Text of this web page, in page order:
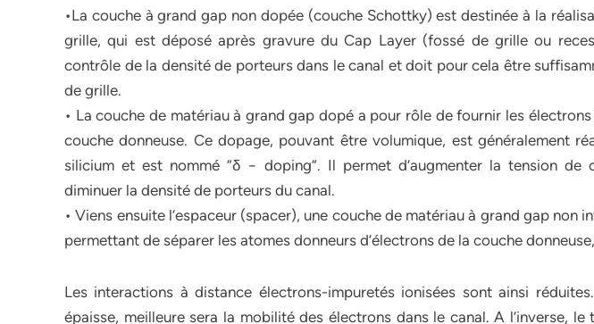
•La couche à grand gap non dopée (couche Schottky) est destinée à la
grille, qui est déposé après gravure du Cap Layer (fossé de grille ou
contrôle de la densité de porteurs dans le canal et doit pour cela être
de grille.
• La couche de matériau à grand gap dopé a pour rôle de fournir les
couche donneuse. Ce dopage, pouvant être volumique, est généralement
silicium et est nommé ”δ − doping”. Il permet d’augmenter la tension de
diminuer la densité de porteurs du canal.
• Viens ensuite l’espaceur (spacer), une couche de matériau à grand gap non
permettant de séparer les atomes donneurs d’électrons de la couche
Les interactions à distance électrons-impuretés ionisées sont ainsi
épaisse, meilleure sera la mobilité des électrons dans le canal. A l’inverse,